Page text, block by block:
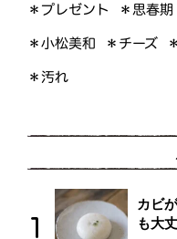
＊プレゼント ＊思春期
＊小松美和 ＊チーズ
＊汚れ
カビ
も大